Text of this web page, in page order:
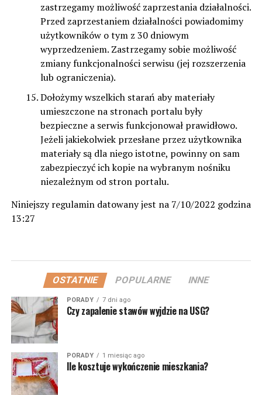
zastrzegamy możliwość zaprzestania działalności.
Przed zaprzestaniem działalności powiadomimy
użytkowników o tym z 30 dniowym
wyprzedzeniem. Zastrzegamy sobie możliwość
zmiany funkcjonalności serwisu (jej rozszerzenia
lub ograniczenia).
Dołożymy wszelkich starań aby materiały
umieszczone na stronach portalu były
bezpieczne a serwis funkcjonował prawidłowo.
Jeżeli jakiekolwiek przesłane przez użytkownika
materiały są dla niego istotne, powinny on sam
zabezpieczyć ich kopie na wybranym nośniku
niezależnym od stron portalu.
Niniejszy regulamin datowany jest na 7/10/2022 godzina
13:27
OSTATNIE POPULARNE INNE
PORADY 7 dni ago
Czy zapalenie stawów wyjdzie na USG?
PORADY 1 miesiąc ago
Ile kosztuje wykończenie mieszkania?